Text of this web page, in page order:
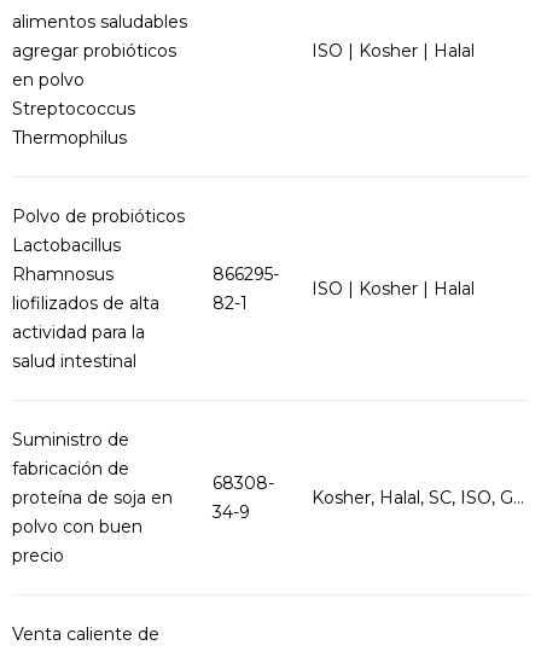
alimentos saludables
agregar probióticos
en polvo
Streptococcus
Thermophilus
ISO | Kosher | Halal
Polvo de probióticos
Lactobacillus
Rhamnosus
liofilizados de alta
actividad para la
salud intestinal
866295-
82-1
ISO | Kosher | Halal
Suministro de
fabricación de
proteína de soja en
polvo con buen
precio
68308-
34-9
Kosher, Halal, SC, ISO, G...
Venta caliente de